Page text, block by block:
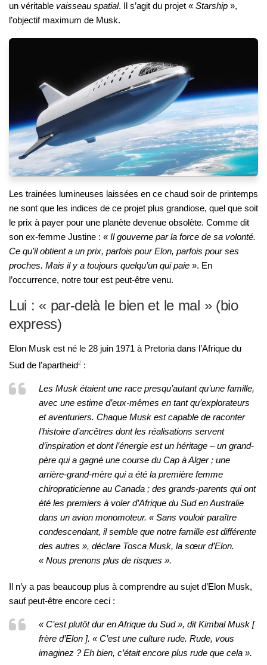
un véritable vaisseau spatial. Il s’agit du projet « Starship »,
l’objectif maximum de Musk.
Les trainées lumineuses laissées en ce chaud soir de printemps
ne sont que les indices de ce projet plus grandiose, quel que soit
le prix à payer pour une planète devenue obsolète. Comme dit
son ex-femme Justine : « Il gouverne par la force de sa volonté.
Ce qu’il obtient a un prix, parfois pour Elon, parfois pour ses
proches. Mais il y a toujours quelqu’un qui paie ». En
l’occurrence, notre tour est peut-être venu.
Lui : « par-delà le bien et le mal » (bio
express)
Elon Musk est né le 28 juin 1971 à Pretoria dans l’Afrique du
Sud de l’apartheid2 :
Les Musk étaient une race presqu’autant qu’une famille,
avec une estime d’eux-mêmes en tant qu’explorateurs
et aventuriers. Chaque Musk est capable de raconter
l’histoire d’ancêtres dont les réalisations servent
d’inspiration et dont l’énergie est un héritage – un grand-
père qui a gagné une course du Cap à Alger ; une
arrière-grand-mère qui a été la première femme
chiropraticienne au Canada ; des grands-parents qui ont
été les premiers à voler d’Afrique du Sud en Australie
dans un avion monomoteur. « Sans vouloir paraître
condescendant, il semble que notre famille est différente
des autres », déclare Tosca Musk, la sœur d’Elon.
« Nous prenons plus de risques ».
Il n’y a pas beaucoup plus à comprendre au sujet d’Elon Musk,
sauf peut-être encore ceci :
« C’est plutôt dur en Afrique du Sud », dit Kimbal Musk [
frère d’Elon ]. « C’est une culture rude. Rude, vous
imaginez ? Eh bien, c’était encore plus rude que cela ».